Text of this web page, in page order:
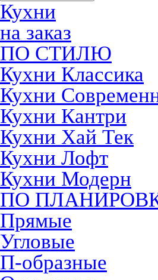
Кухни
на заказ
ПО СТИЛЮ
Кухни Классика
Кухни
Кухни Кантри
Кухни Хай Тек
Кухни Лофт
Кухни Модерн
ПО
Прямые
Угловые
П-образные